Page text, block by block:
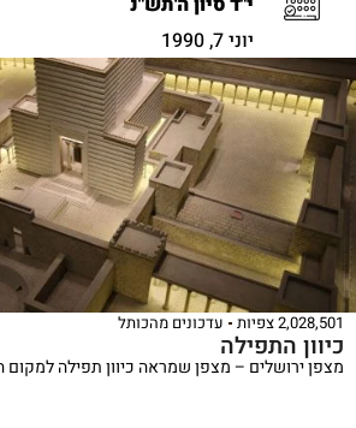
יוני 7, 1990
2,028,501 צפיות עדכונים מהכותל
כיוון התפילה
מצפן ירושלים – מצפן שמראה כיוון תפילה